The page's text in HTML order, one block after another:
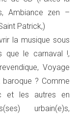
Ambiance zen –
Patrick,)
la musique sous
que le carnaval !,
Voyage
? Comme
et les autres en
urbain(e)s,